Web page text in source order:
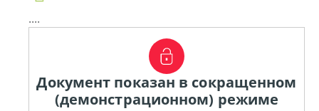
....
Документ показан в сокращенном
(демонстрационном) режиме